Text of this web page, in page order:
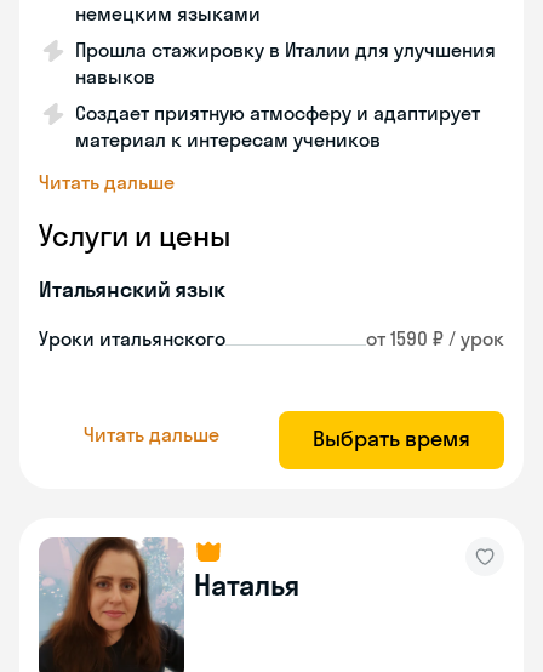
немецким языками
Прошла стажировку в Италии для улучшения
навыков
Создает приятную атмосферу и адаптирует
материал к интересам учеников
Читать дальше
Услуги и цены
Итальянский язык
Уроки итальянского от 1590 ₽ / урок
Читать дальше Выбрать время
Наталья